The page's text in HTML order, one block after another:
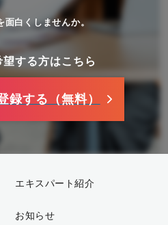
面白くしませんか。
する方はこちら
録する（無料）
エキスパート紹介
お知らせ